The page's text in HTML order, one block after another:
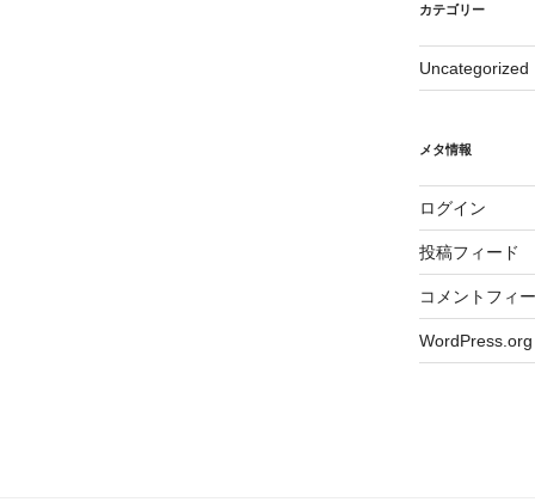
カテゴリー
Uncategorized
メタ情報
ログイン
投稿フィード
コメントフィ
WordPress.org